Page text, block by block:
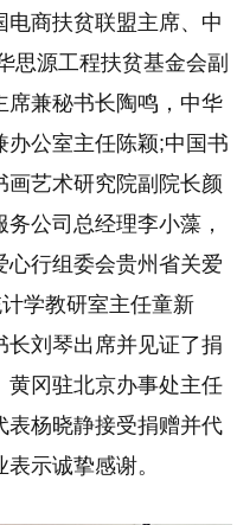
商扶贫联盟主席、中
思源工程扶贫基金会副
席兼秘书长陶鸣，中华
办公室主任陈颖;中国书
画艺术研究院副院长颜
公司总经理李小藻，
心行组委会贵州省关爱
学教研室主任童新
长刘琴出席并见证了捐
黄冈驻北京办事处主任
表杨晓静接受捐赠并代
示诚挚感谢。